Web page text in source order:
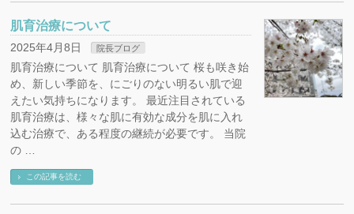
肌育治療について
2025年4月8日 院長ブログ
肌育治療について 肌育治療について 桜も咲き始
め、新しい季節を、にごりのない明るい肌で迎
えたい気持ちになります。 最近注目されている
肌育治療は、様々な肌に有効な成分を肌に入れ
込む治療で、ある程度の継続が必要です。 当院
の …
この記事を読む